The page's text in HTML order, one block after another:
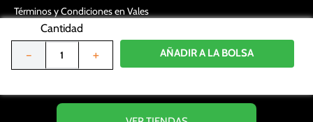
Cantidad
＋
－ AÑADIR A LA BOLSA
Términos y Condiciones en Vales
Política de datos personales
Formulario Derecho ARCO